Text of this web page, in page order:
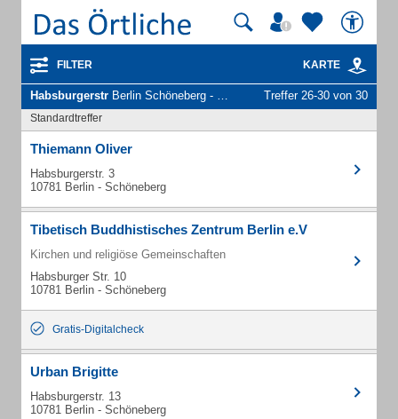
FILTER KARTE
Habsburgerstr Berlin Schöneberg - Unternehmen und Personen Treffer 26-30 von 30
Standardtreffer
Thiemann Oliver
Habsburgerstr. 3
10781 Berlin - Schöneberg
Tibetisch Buddhistisches Zentrum Berlin e.V
Kirchen und religiöse Gemeinschaften
Habsburger Str. 10
10781 Berlin - Schöneberg
Gratis-Digitalcheck
Urban Brigitte
Habsburgerstr. 13
10781 Berlin - Schöneberg